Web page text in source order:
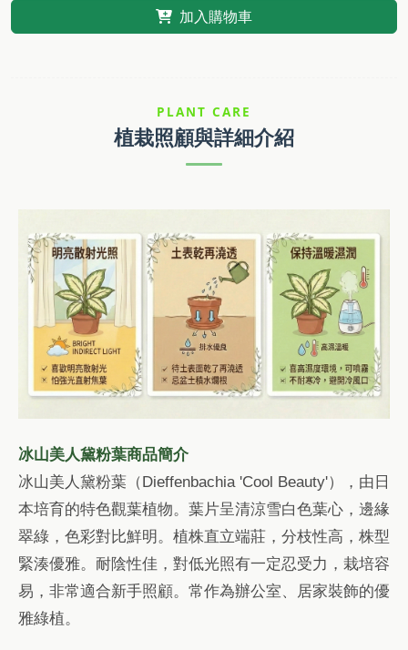
加入購物車
PLANT CARE
植栽照顧與詳細介紹
冰山美人黛粉葉商品簡介
冰山美人黛粉葉（Dieffenbachia 'Cool Beauty'），由日
本培育的特色觀葉植物。葉片呈清涼雪白色葉心，邊緣
翠綠，色彩對比鮮明。植株直立端莊，分枝性高，株型
緊湊優雅。耐陰性佳，對低光照有一定忍受力，栽培容
易，非常適合新手照顧。常作為辦公室、居家裝飾的優
雅綠植。